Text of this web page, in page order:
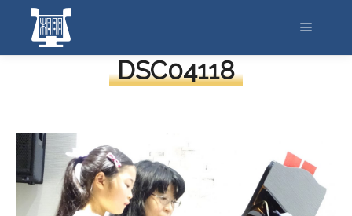
DSC04118